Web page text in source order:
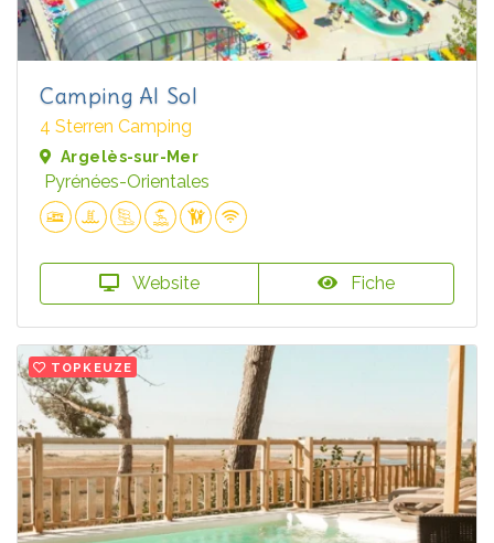
Camping Al Sol
4 Sterren Camping
Argelès-sur-Mer
Pyrénées-Orientales
Website Fiche
TOPKEUZE